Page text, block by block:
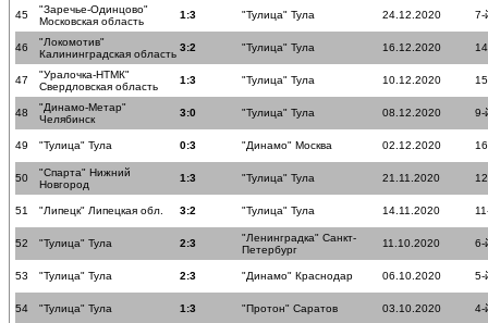
45
"Заречье-Одинцово"
Московская область
1:3 "Тулица" Тула 24.12.2020 7-
46
"Локомотив"
Калининградская область
3:2 "Тулица" Тула 16.12.2020
47
"Уралочка-НТМК"
Свердловская область
1:3 "Тулица" Тула 10.12.2020
48
"Динамо-Метар"
Челябинск
3:0 "Тулица" Тула 08.12.2020 9-
49 "Тулица" Тула 0:3 "Динамо" Москва 02.12.2020
50
"Спарта" Нижний
Новгород
1:3 "Тулица" Тула 21.11.2020
51 "Липецк" Липецкая обл. 3:2 "Тулица" Тула 14.11.2020
52 "Тулица" Тула 2:3
"Ленинградка" Санкт-
Петербург
11.10.2020 6-
53 "Тулица" Тула 2:3 "Динамо" Краснодар 06.10.2020 5-
54 "Тулица" Тула 1:3 "Протон" Саратов 03.10.2020 4-